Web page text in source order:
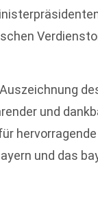
und
und das